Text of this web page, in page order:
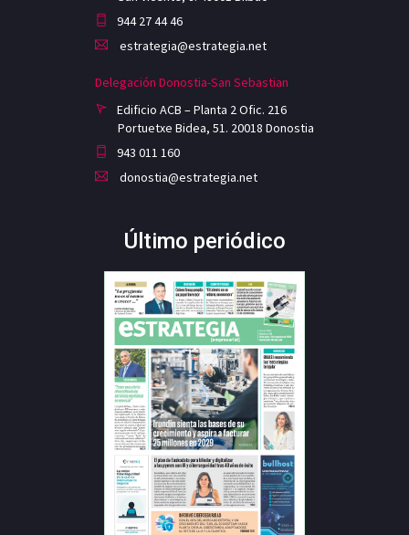
944 27 44 46
estrategia@estrategia.net
Delegación Donostia-San Sebastian
Edificio ACB – Planta 2 Ofic. 216
Portuetxe Bidea, 51. 20018 Donostia
943 011 160
donostia@estrategia.net
Último periódico